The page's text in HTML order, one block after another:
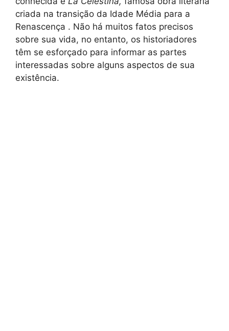
criada na transição da Idade Média para a
Renascença . Não há muitos fatos precisos
sobre sua vida, no entanto, os historiadores
têm se esforçado para informar as partes
interessadas sobre alguns aspectos de sua
existência.